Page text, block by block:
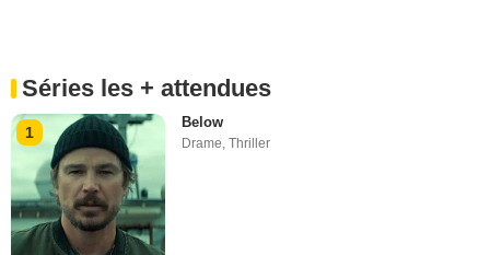
Séries les + attendues
1
Below
Drame,Thriller